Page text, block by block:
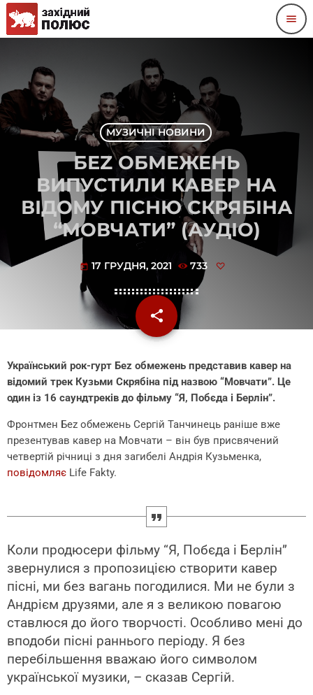
menu
МУЗИЧНІ НОВИНИ
БЕZ ОБМЕЖЕНЬ
ВИПУСТИЛИ КАВЕР НА
ВІДОМУ ПІСНЮ СКРЯБІНА
“МОВЧАТИ” (АУДІО)
today 17 ГРУДНЯ, 2021 733
share
email
Український рок-гурт Беz обмежень представив кавер на
відомий трек Кузьми Скрябіна під назвою “Мовчати”. Це
один із 16 саундтреків до фільму “Я, Побєда і Берлін”.
Фронтмен Беz обмежень Сергій Танчинець раніше вже
презентував кавер на Мовчати – він був присвячений
четвертій річниці з дня загибелі Андрія Кузьменка,
повідомляє Life Fakty.
Коли продюсери фільму “Я, Побєда і Берлін”
звернулися з пропозицією створити кавер
пісні, ми без вагань погодилися. Ми не були з
Андрієм друзями, але я з великою повагою
ставлюся до його творчості. Особливо мені до
вподоби пісні раннього періоду. Я без
перебільшення вважаю його символом
української музики, – сказав Сергій.